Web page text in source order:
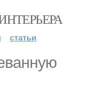
статьи